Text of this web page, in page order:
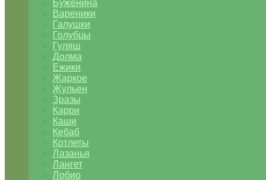
Буженина
Вареники
Галушки
Голубцы
Гуляш
Долма
Ежики
Жаркое
Жульен
Зразы
Карри
Каши
Кебаб
Котлеты
Лазанья
Лангет
Лобио